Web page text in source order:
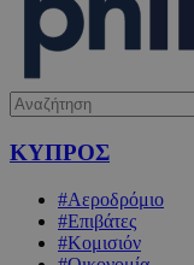
ΚΥΠΡΟΣ
#Αεροδρόμιο
#Επιβάτες
#Κομισιόν